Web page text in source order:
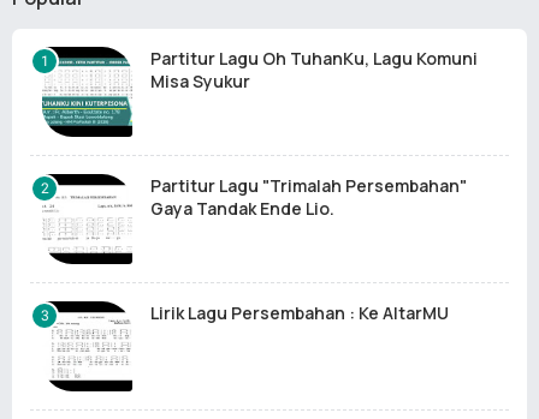
Partitur Lagu Oh TuhanKu, Lagu Komuni
Misa Syukur
Partitur Lagu "Trimalah Persembahan"
Gaya Tandak Ende Lio.
Lirik Lagu Persembahan : Ke AltarMU